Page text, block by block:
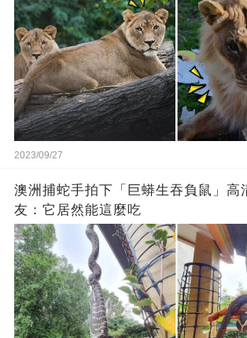
2023/09/27
澳洲捕蛇手拍下「巨蟒生吞負鼠」高
友：它居然能這麼吃